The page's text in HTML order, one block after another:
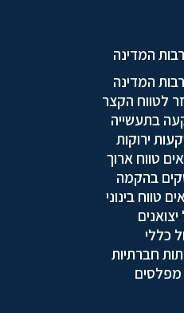
המדינה
המדינה
לטווח הקצר
בתעשייה
ירוקות
טווח ארוך
בהקמה
טווח בינוני
כללי
חברתיות